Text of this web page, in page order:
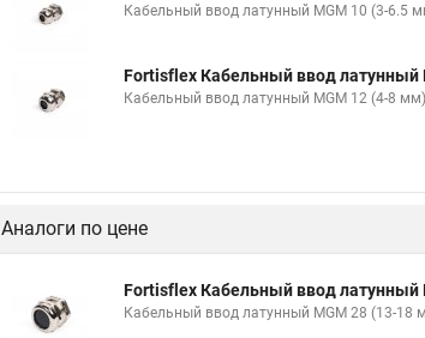
Кабельный ввод латунный МGM 10 (3-6.5
Fortisflex Кабельный ввод
Кабельный ввод латунный МGM 12 (4-8
Аналоги по цене
Fortisflex Кабельный ввод
Кабельный ввод латунный МGM 28 (13-18